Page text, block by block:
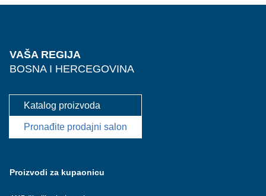
VAŠA REGIJA
BOSNA I HERCEGOVINA
Katalog proizvoda
Pronađite prodajni salon
Proizvodi za kupaonicu